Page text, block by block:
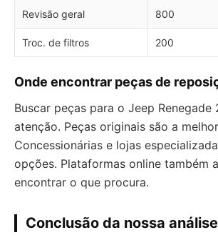
Revisão geral 800
Troc. de filtros 200
Onde encontrar peças de
Buscar peças para o Jeep Renegade
atenção. Peças originais são a
Concessionárias e lojas
opções. Plataformas online também
encontrar o que procura.
Conclusão da nossa análise